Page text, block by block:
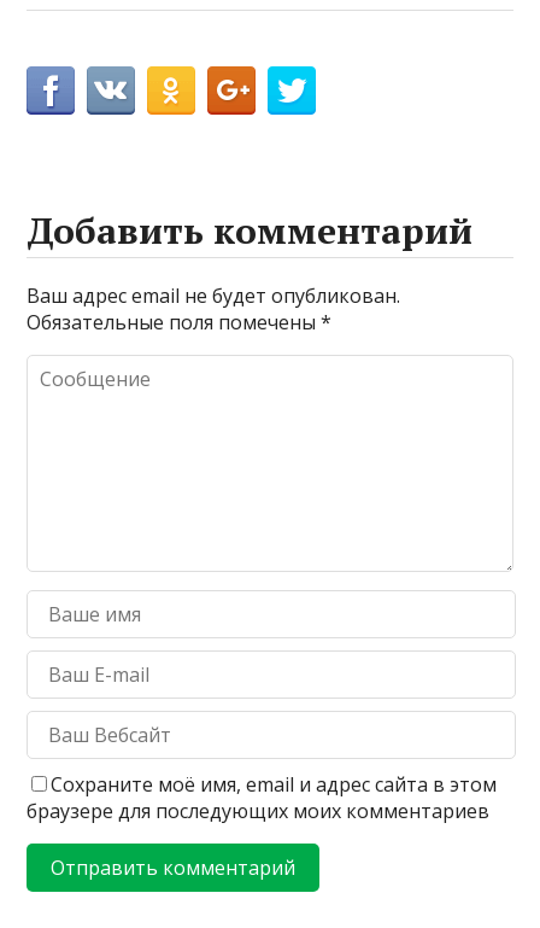
Добавить комментарий
Ваш адрес email не будет опубликован.
Обязательные поля помечены*
Сохраните моё имя, email и адрес сайта в этом
браузере для последующих моих комментариев